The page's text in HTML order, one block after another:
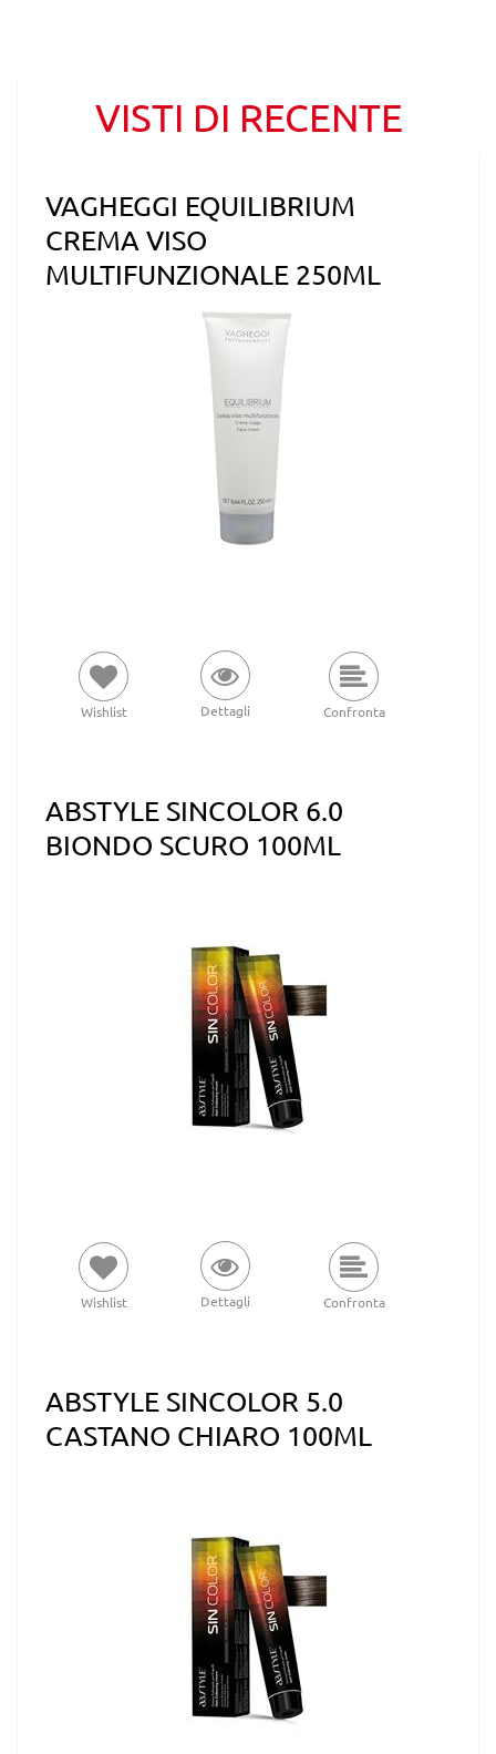
VISTI DI RECENTE
VAGHEGGI EQUILIBRIUM
CREMA VISO
MULTIFUNZIONALE 250ML
Wishlist Dettagli Confronta
ABSTYLE SINCOLOR 6.0
BIONDO SCURO 100ML
Wishlist Dettagli Confronta
ABSTYLE SINCOLOR 5.0
CASTANO CHIARO 100ML